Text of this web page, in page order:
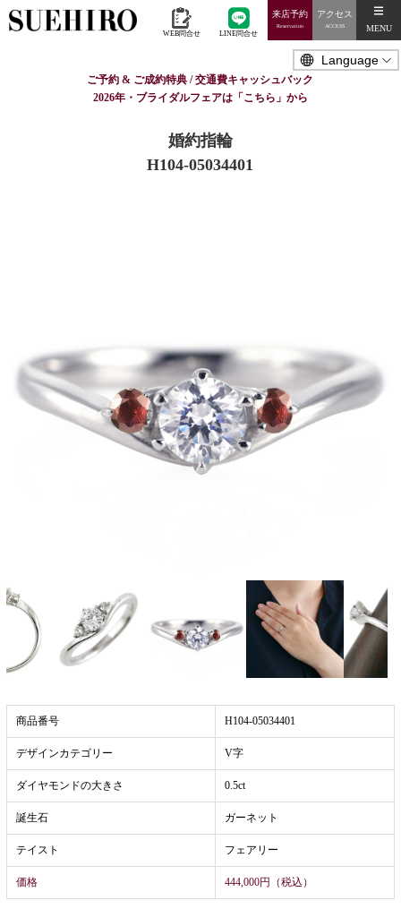
WEB問合せ LINE問合せ
来店予約
Reservation
アクセス
ACCESS MENU
ご予約 & ご成約特典 / 交通費キャッシュバック
2026年・ブライダルフェアは「こちら」から
婚約指輪
H104-05034401
商品番号 H104-05034401
デザインカテゴリー V字
ダイヤモンドの大きさ 0.5ct
誕生石 ガーネット
テイスト フェアリー
価格 444,000円（税込）